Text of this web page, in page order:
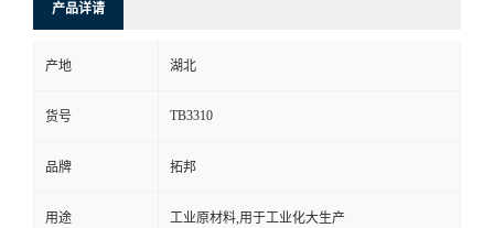
产品详请
产地 湖北
货号 TB3310
品牌 拓邦
用途 工业原材料,用于工业化大生产